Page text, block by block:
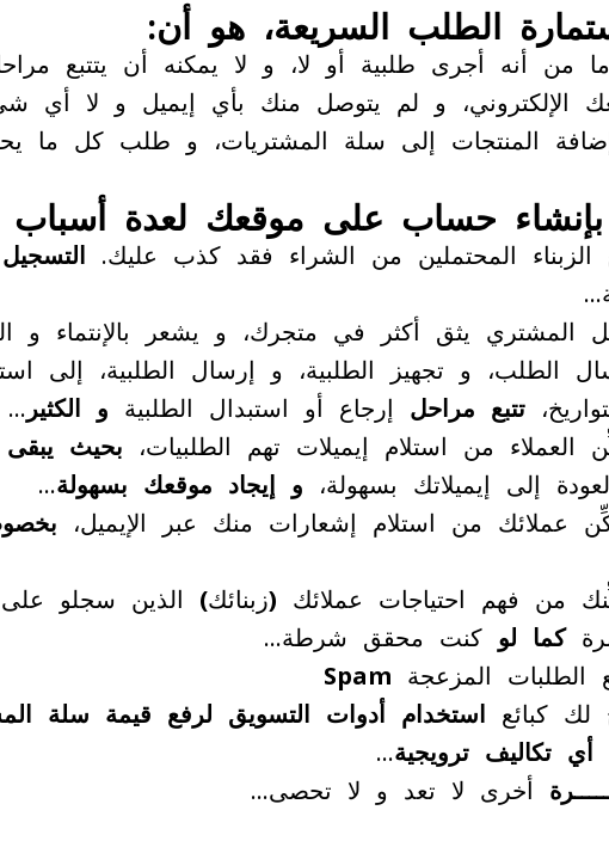
الطلب السريعة، هو أن:
من أنه أجرى طلبية أو لا، و لا يمكنه أن يتتبع
و لم يتوصل منك بأي إيميل و لا أي
إضافة المنتجات إلى سلة المشتريات، و طلب كل ما
بإنشاء حساب على موقعك لعدة
المحتملين من الشراء فقد كذب عليك.
المشتري يثق أكثر في متجرك، و يشعر بالإنتماء و
الطلب، و تجهيز الطلبية، و إرسال الطلبية، إلى
تتبع مراحل إرجاع أو استبدال الطلبية و الكثير …
العملاء من استلام إيميلات تهم الطلبيات، بحيث يبقى
إلى إيميلاتك بسهولة، و إيجاد موقعك بسهولة…
عملائك من استلام إشعارات منك عبر الإيميل،
من فهم احتياجات عملائك (زبنائك) الذين سجلو
كما لو كنت محقق شرطة…
الطلبات المزعجة Spam
لك كبائع استخدام أدوات التسويق لرفع قيمة سلة
تكاليف ترويجية…
أخرى لا تعد و لا تحصى…